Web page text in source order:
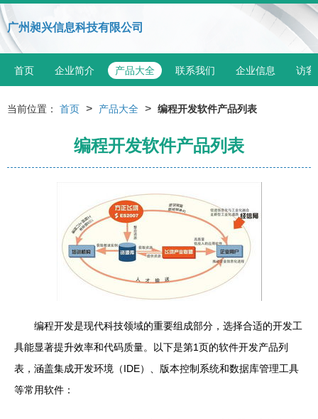
广州昶兴信息科技有限公司
首页 企业简介 产品大全 联系我们 企业信息 访客
当前位置： 首页 > 产品大全 > 编程开发软件产品列表
编程开发软件产品列表
编程开发是现代科技领域的重要组成部分，选择合适的开发工
具能显著提升效率和代码质量。以下是第1页的软件开发产品列
表，涵盖集成开发环境（IDE）、版本控制系统和数据库管理工具
等常用软件：